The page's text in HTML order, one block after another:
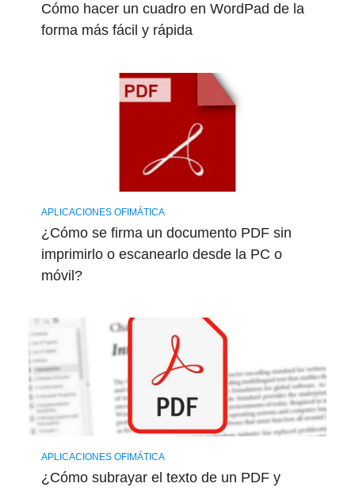
Cómo hacer un cuadro en WordPad de la
forma más fácil y rápida
APLICACIONES OFIMÁTICA
¿Cómo se firma un documento PDF sin
imprimirlo o escanearlo desde la PC o
móvil?
APLICACIONES OFIMÁTICA
¿Cómo subrayar el texto de un PDF y